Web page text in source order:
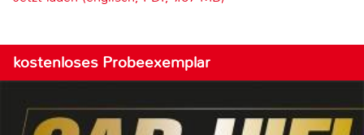
kostenloses Probeexemplar